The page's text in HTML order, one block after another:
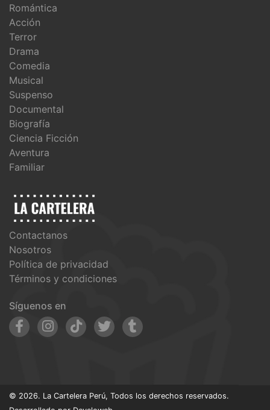
Romántica
Acción
Terror
Drama
Comedia
Musical
Suspenso
Documental
Biografía
Ciencia Ficción
Aventura
Familiar
Contactanos
Nosotros
Política de privacidad
Términos y condiciones
Síguenos en
© 2026. La Cartelera Perú, Todos los derechos reservados.